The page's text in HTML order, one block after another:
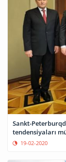
Sankt-
tendensiyaları
19-02-2020